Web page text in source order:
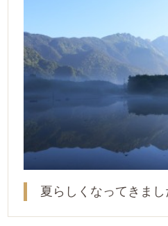
夏らしくなってきまし